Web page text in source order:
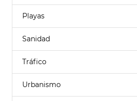
Playas
Sanidad
Tráfico
Urbanismo